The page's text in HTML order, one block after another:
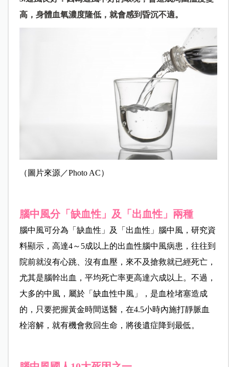
高，身體血氧濃度隆低，就會感到昏沉不適。
（圖片來源／Photo AC）
腦中風分「缺血性」及「出血性」兩種
腦中風可分為「缺血性」及「出血性」腦中風，研究資
料顯示，高達4～5成以上的出血性腦中風病患，往往到
院前就沒有心跳、沒有血壓，來不及搶救就已經死亡，
尤其是腦幹出血，平均死亡率更高達六成以上。不過，
大多的中風，屬於「缺血性中風」，是血栓堵塞造成
的，只要把握黃金時間送醫，在4.5小時內施打靜脈血
栓溶解，就有機會救回生命，將後遺症降到最低。